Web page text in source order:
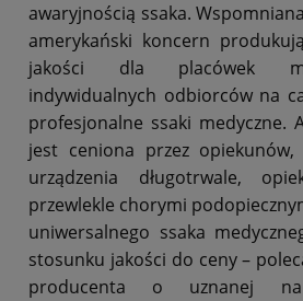
awaryjnością ssaka.
amerykański koncern
jakości dla placówek
indywidualnych odbiorców na
profesjonalne ssaki medyczne.
jest ceniona przez
urządzenia długotrwale,
przewlekle chorymi
uniwersalnego ssaka
stosunku jakości do ceny –
producenta o uznanej